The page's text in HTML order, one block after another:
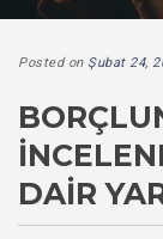
Posted on Şubat 24,
DAIR